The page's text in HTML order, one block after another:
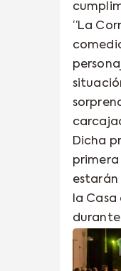
“La
Dicha
primera
estarán
la
durante